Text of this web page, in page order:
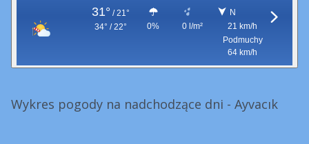
31° / 21°
34° / 22°
0% 0 l/m²
N
21 km/h
Podmuchy
64 km/h
Wykres pogody na nadchodzące dni - Ayvacık